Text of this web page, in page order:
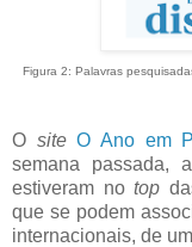
Figura 2: Palavras
O site O Ano em
semana passada,
estiveram no top
que se podem
internacionais, de